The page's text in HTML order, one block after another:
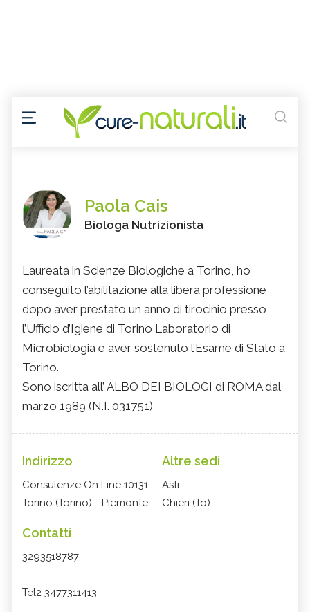
Paola Cais
Biologa Nutrizionista
Laureata in Scienze Biologiche a Torino, ho
conseguito l’abilitazione alla libera professione
dopo aver prestato un anno di tirocinio presso
l’Ufficio d’Igiene di Torino Laboratorio di
Microbiologia e aver sostenuto l’Esame di Stato a
Torino.
Sono iscritta all’ ALBO DEI BIOLOGI di ROMA dal
marzo 1989 (N.I. 031751)
Indirizzo
Consulenze On Line 10131
Torino (Torino) - Piemonte
Altre sedi
Asti
Chieri (To)
Contatti
3293518787
Tel2 3477311413